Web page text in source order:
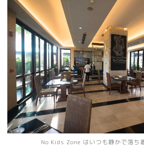
No Kids Zone はいつも静かで落ち